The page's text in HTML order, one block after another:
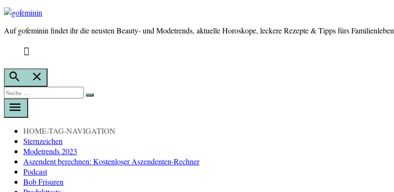
gofeminin
Auf gofeminin findet ihr die neusten Beauty- und Modetrends, aktuelle Horoskope, leckere Rezepte & Tipps fürs Familienleben
Suche
öffnen
Suche
nach:
Suche
HOME-TAG-NAVIGATION
Sternzeichen
Modetrends 2023
Aszendent berechnen: Kostenloser Aszendenten-Rechner
Podcast
Bob Frisuren